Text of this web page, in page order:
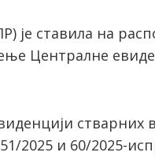
је ставила на
Централне
стварних
2025 и 60/2025-